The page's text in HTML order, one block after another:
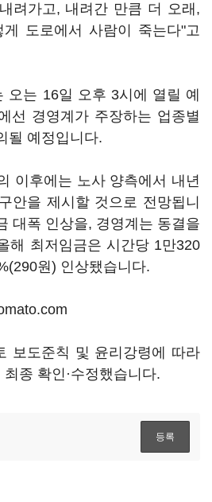
려가고, 내려간 만큼 더 오래,
도로에서 사람이 죽는다"고
오는 16일 오후 3시에 열릴 예
선 경영계가 주장하는 업종별
될 예정입니다.
이후에는 노사 양측에서 내년
안을 제시할 것으로 전망됩니
대폭 인상을, 경영계는 동결을
해 최저임금은 시간당 1만320
원) 인상됐습니다.
보도준칙 및 윤리강령에 따라
종 확인·수정했습니다.